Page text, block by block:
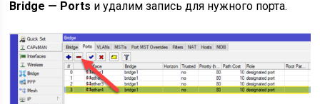
Bridge — Ports и удалим запись для нужного порта.